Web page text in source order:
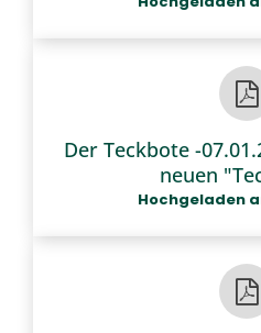
Der Teckbote -
neuen
Hochgeladen